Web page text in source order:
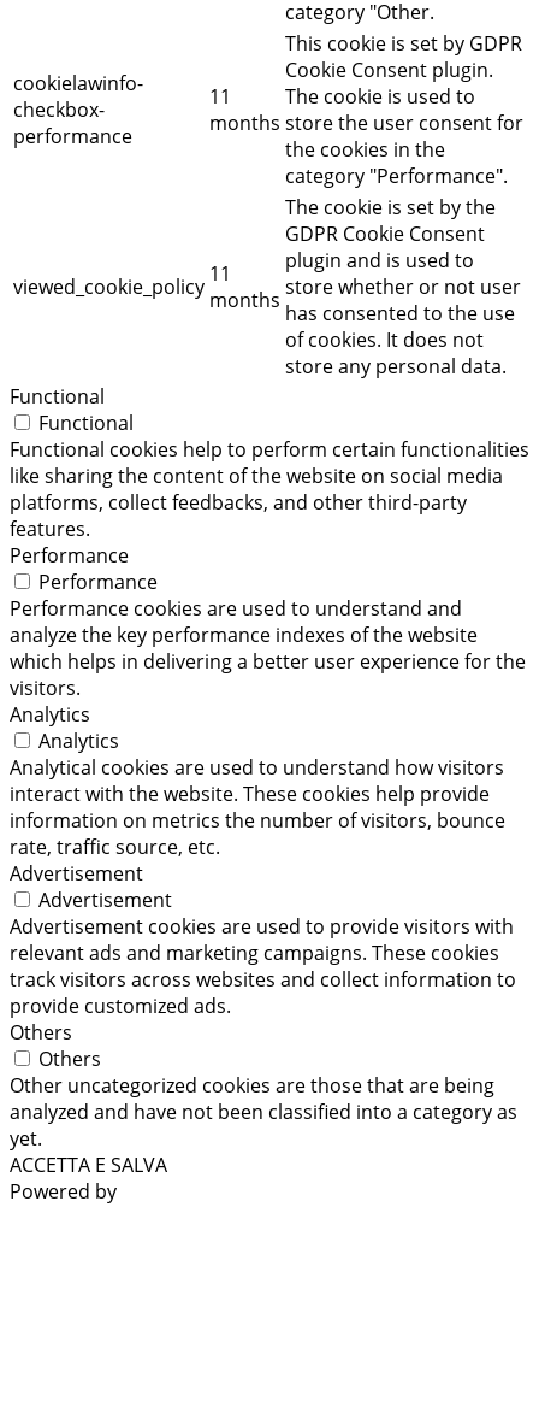
category "Other.
cookielawinfo-
checkbox-
performance
11
months
This cookie is set by GDPR
Cookie Consent plugin.
The cookie is used to
store the user consent for
the cookies in the
category "Performance".
viewed_cookie_policy 11
months
The cookie is set by the
GDPR Cookie Consent
plugin and is used to
store whether or not user
has consented to the use
of cookies. It does not
store any personal data.
Functional
Functional
Functional cookies help to perform certain functionalities
like sharing the content of the website on social media
platforms, collect feedbacks, and other third-party
features.
Performance
Performance
Performance cookies are used to understand and
analyze the key performance indexes of the website
which helps in delivering a better user experience for the
visitors.
Analytics
Analytics
Analytical cookies are used to understand how visitors
interact with the website. These cookies help provide
information on metrics the number of visitors, bounce
rate, traffic source, etc.
Advertisement
Advertisement
Advertisement cookies are used to provide visitors with
relevant ads and marketing campaigns. These cookies
track visitors across websites and collect information to
provide customized ads.
Others
Others
Other uncategorized cookies are those that are being
analyzed and have not been classified into a category as
yet.
ACCETTA E SALVA
Powered by